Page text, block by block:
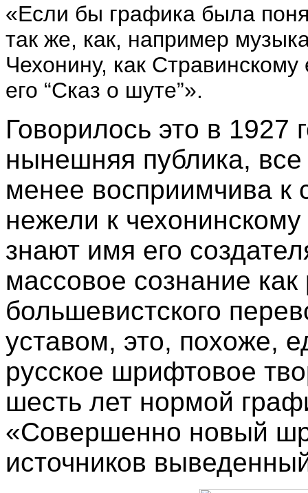
«Если бы графика была
так же, как, например
Чехонину, как
его “Сказ о шуте”».
Говорилось это в 1927
нынешняя публика,
менее восприимчива к
нежели к
знают имя его
массовое сознание
большевистского
уставом, это, похоже,
русское шрифтовое
шесть лет нормой
«Совершенно новый
источников